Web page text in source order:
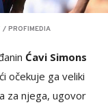
/ PROFIMEDIA
Ćavi Simons
očekuje ga veliki
za njega, ugovor